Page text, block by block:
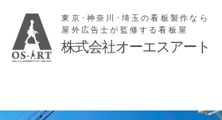
東京･神奈川･埼玉の看板製作なら
屋外広告士が監修する看板屋
株式会社オーエスアート